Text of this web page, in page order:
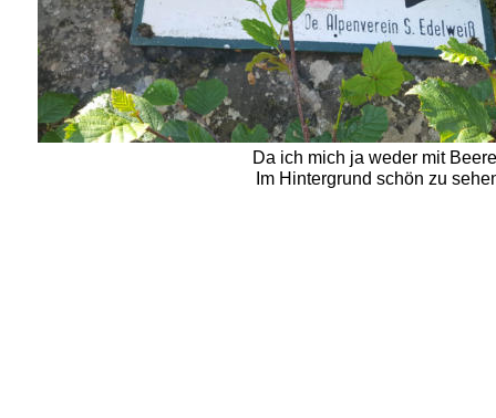
Da ich mich ja weder mit
Im Hintergrund schön zu